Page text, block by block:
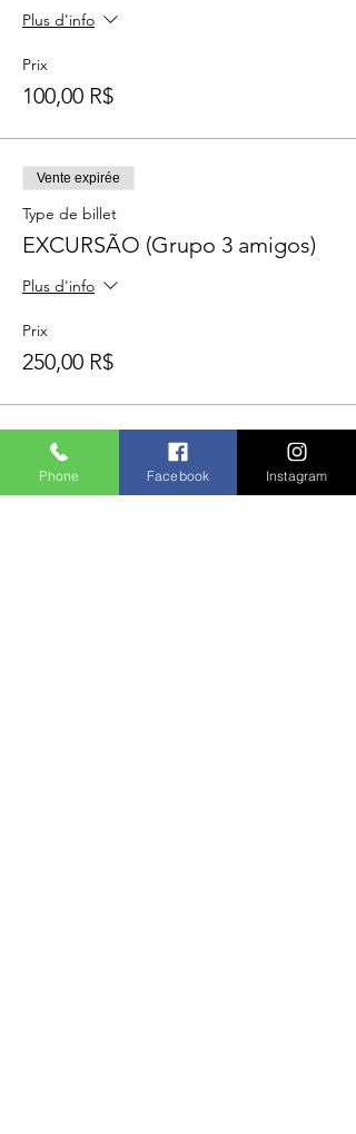
Plus d'info
Prix
100,00 R$
Vente expirée
Type de billet
EXCURSÃO (Grupo 3 amigos)
Plus d'info
Prix
250,00 R$
Phone Facebook Instagram